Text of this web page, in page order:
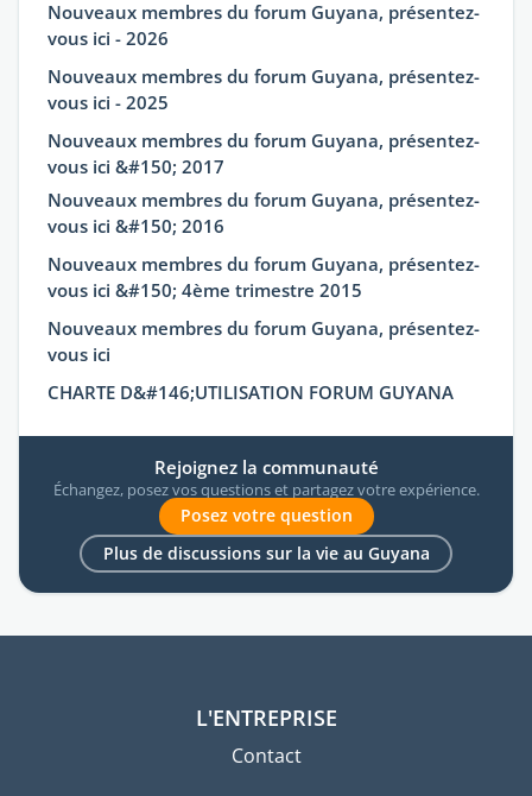
Nouveaux membres du forum Guyana, présentez-
vous ici - 2026
Nouveaux membres du forum Guyana, présentez-
vous ici - 2025
Nouveaux membres du forum Guyana, présentez-
vous ici &#150; 2017
Nouveaux membres du forum Guyana, présentez-
vous ici &#150; 2016
Nouveaux membres du forum Guyana, présentez-
vous ici &#150; 4ème trimestre 2015
Nouveaux membres du forum Guyana, présentez-
vous ici
CHARTE D&#146;UTILISATION FORUM GUYANA
Rejoignez la communauté
Échangez, posez vos questions et partagez votre expérience.
Posez votre question
Plus de discussions sur la vie au Guyana
L'ENTREPRISE
Contact